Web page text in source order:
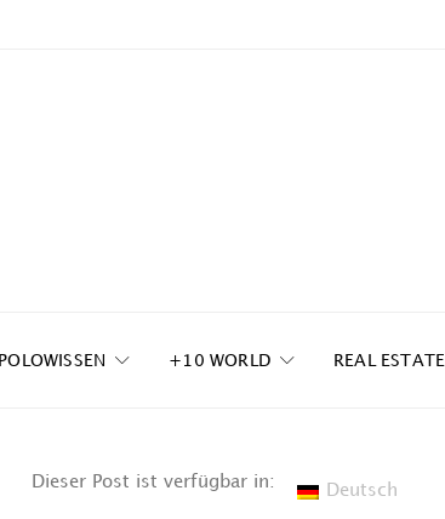
POLOWISSEN +10 WORLD REAL ESTATE
Dieser Post ist verfügbar in: Deutsch